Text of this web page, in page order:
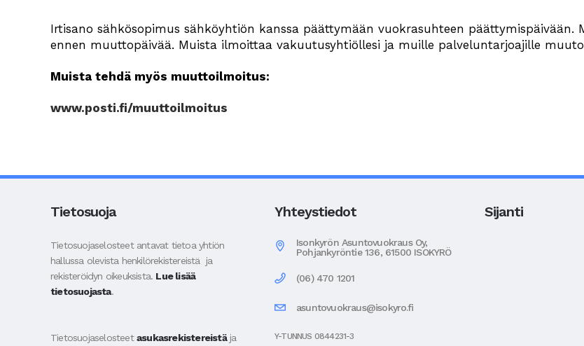
Irtisano sähkösopimus sähköyhtiön kanssa päättymään vuokrasuhteen
ennen muuttopäivää. Muista ilmoittaa vakuutusyhtiöllesi ja muille palveluntarjoajille
Muista tehdä myös muuttoilmoitus:
www.posti.fi/muuttoilmoitus
Tietosuoja
Tietosuojaselosteet antavat tietoa yhtiön
hallussa olevista henkilörekistereistä ja
rekisteröidyn oikeuksista. Lue lisää
tietosuojasta.
Tietosuojaselosteetasukasrekistereistäja
Yhteystiedot
Isonkyrön Asuntovuokraus Oy,
Pohjankyröntie 136, 61500 ISOKYRÖ
(06) 470 1201
asuntovuokraus@isokyro.fi
Y-TUNNUS 0844231-3
Sijanti